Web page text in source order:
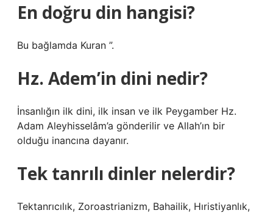
En doğru din hangisi?
Bu bağlamda Kuran ”.
Hz. Adem’in dini nedir?
İnsanlığın ilk dini, ilk insan ve ilk Peygamber Hz.
Adam Aleyhisselâm’a gönderilir ve Allah’ın bir
olduğu inancına dayanır.
Tek tanrılı dinler nelerdir?
Tektanrıcılık, Zoroastrianizm, Bahailik, Hıristiyanlık,